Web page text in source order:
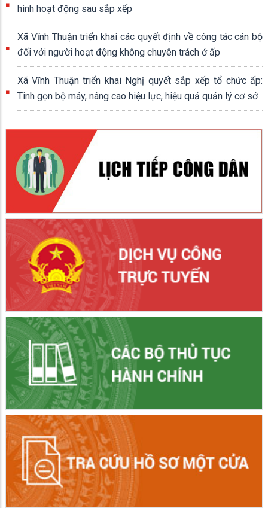
hình hoạt động sau sắp xếp
Xã Vĩnh Thuận triển khai các quyết định về công tác cán bộ
đối với người hoạt động không chuyên trách ở ấp
Xã Vĩnh Thuận triển khai Nghị quyết sắp xếp tổ chức ấp:
Tinh gọn bộ máy, nâng cao hiệu lực, hiệu quả quản lý cơ sở